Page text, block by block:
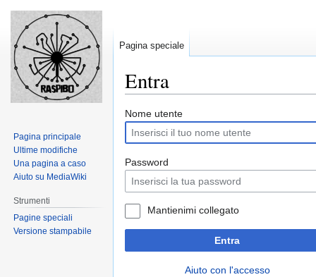
Entra
Jump
to
navigation
Jump
to
search
Nome utente
Password
Mantienimi collegato
Entra
Aiuto con l'accesso
Pagina speciale
Pagina principale
Ultime modifiche
Una pagina a caso
Aiuto su MediaWiki
Strumenti
Pagine speciali
Versione stampabile